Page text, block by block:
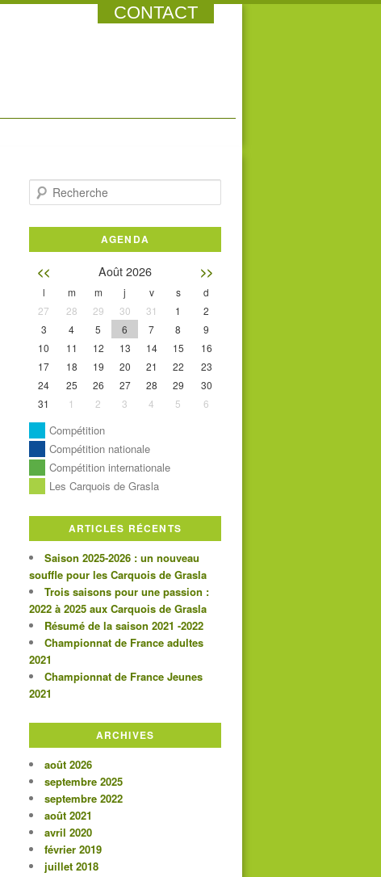
CONTACT
Recherche
AGENDA
<< Août 2026 >>
l m m j v s
d
27
28 29 30 31 1
2
3
4 5 6 7 8
9
10
11 12 13 14 15
16
17
18 19 20 21 22
23
24
25 26 27 28 29
30
31
1 2 3 4 5 6
Compétition
Compétition nationale
Compétition internationale
Les Carquois de Grasla
ARTICLES RÉCENTS
Saison 2025-2026 : un nouveau
souffle pour les Carquois de Grasla
Trois saisons pour une passion :
2022 à 2025 aux Carquois de Grasla
Résumé de la saison 2021 -2022
Championnat de France adultes
2021
Championnat de France Jeunes
2021
ARCHIVES
août 2026
septembre 2025
septembre 2022
août 2021
avril 2020
février 2019
juillet 2018